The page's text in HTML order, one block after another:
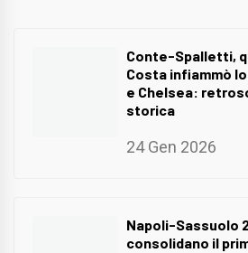
Conte-Spalletti,
Costa infiammò
e Chelsea:
storica
24 Gen 2026
Napoli-Sassuolo
consolidano il